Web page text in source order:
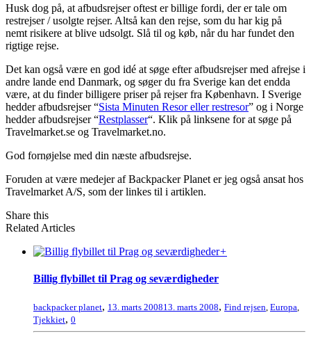
Husk dog på, at afbudsrejser oftest er billige fordi, der er tale om
restrejser / usolgte rejser. Altså kan den rejse, som du har kig på
nemt risikere at blive udsolgt. Slå til og køb, når du har fundet den
rigtige rejse.
Det kan også være en god idé at søge efter afbudsrejser med afrejse i
andre lande end Danmark, og søger du fra Sverige kan det endda
være, at du finder billigere priser på rejser fra København. I Sverige
hedder afbudsrejser “Sista Minuten Resor eller restresor” og i Norge
hedder afbudsrejser “Restplasser“. Klik på linksene for at søge på
Travelmarket.se og Travelmarket.no.
God fornøjelse med din næste afbudsrejse.
Foruden at være medejer af Backpacker Planet er jeg også ansat hos
Travelmarket A/S, som der linkes til i artiklen.
Share this
Related Articles
+
Billig flybillet til Prag og seværdigheder
backpacker planet, 13. marts 200813. marts 2008, Find rejsen Europa
Tjekkiet, 0